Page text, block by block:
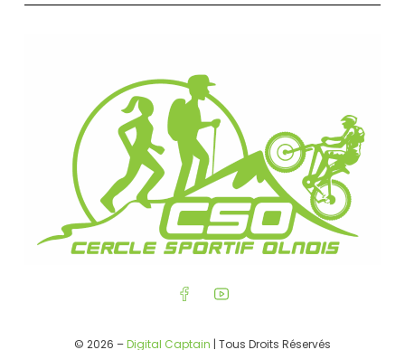
© 2026 –Digital Captain | Tous Droits Réservés